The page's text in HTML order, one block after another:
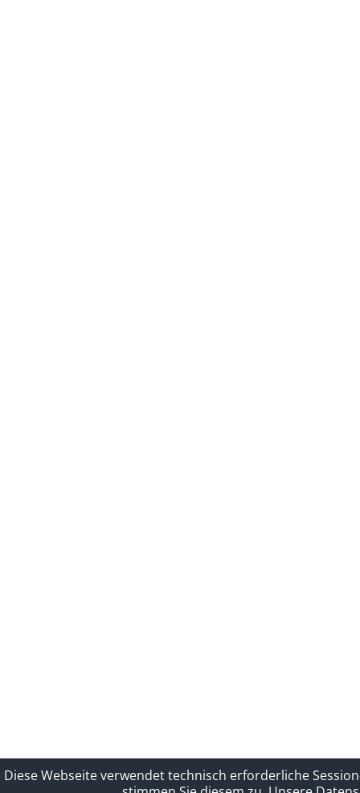
Diese Webseite verwendet technisch erforderliche